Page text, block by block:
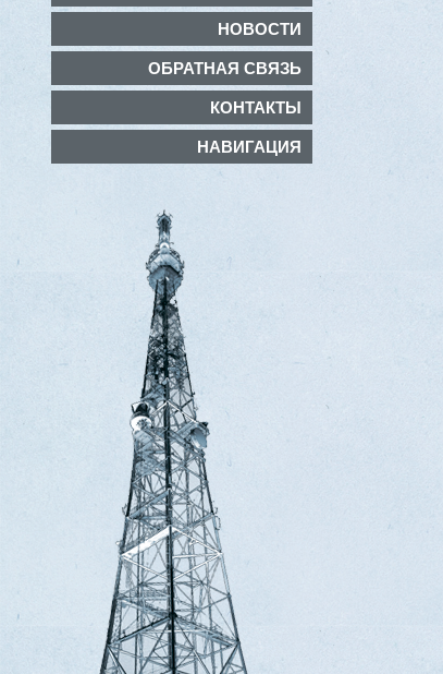
НОВОСТИ
ОБРАТНАЯ СВЯЗЬ
КОНТАКТЫ
НАВИГАЦИЯ